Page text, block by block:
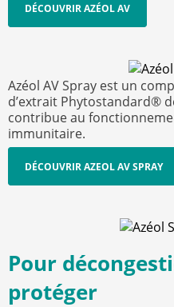
DÉCOUVRIR AZÉOL AV
Azéol AV Spray est un
d’extrait Phytostandard®
contribue au
immunitaire.
DÉCOUVRIR AZEOL AV SPRAY
Pour
protéger